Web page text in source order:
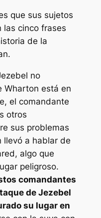
que sus sujetos
las cinco frases
de la
no
Wharton está en
el comandante
otros
sus problemas
llevó a hablar de
algo que
peligroso.
comandantes
de Jezebel
su lugar en